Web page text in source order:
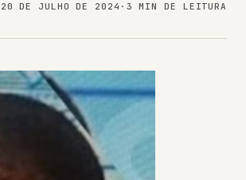
20 DE JULHO DE 2024 · 3 MIN DE LEITURA